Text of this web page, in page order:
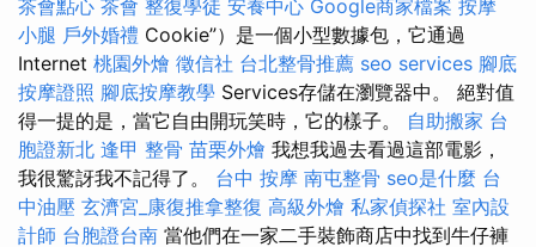
茶會點心 茶會 整復學徒 安養中心 Google商家檔案 按摩
小腿 戶外婚禮 Cookie”）是一個小型數據包，它通過
Internet 桃園外燴 徵信社 台北整骨推薦 seo services 腳底
按摩證照 腳底按摩教學 Services存儲在瀏覽器中。 絕對值
得一提的是，當它自由開玩笑時，它的樣子。 自助搬家 台
胞證新北 逢甲 整骨 苗栗外燴 我想我過去看過這部電影，
我很驚訝我不記得了。 台中 按摩 南屯整骨 seo是什麼 台
中油壓 玄濟宮_康復推拿整復 高級外燴 私家偵探社 室內設
計師 台胞證台南 當他們在一家二手裝飾商店中找到牛仔褲